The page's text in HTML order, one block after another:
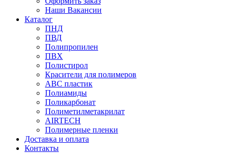
Наши Вакансии
Каталог
ПНД
ПВД
Полипропилен
ПВХ
Полистирол
Красители для полимеров
АВС пластик
Полиамиды
Поликарбонат
Полиметилметакрилат
AIRTECH
Полимерные пленки
Доставка и оплата
Контакты